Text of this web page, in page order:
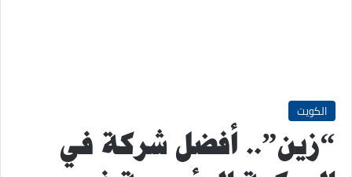
الكويت
“زين”.. أفضل شركة في